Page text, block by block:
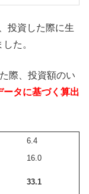
投資した際に生
た。
際、投資額のい
ータに基づく算出
6.4
16.0
33.1